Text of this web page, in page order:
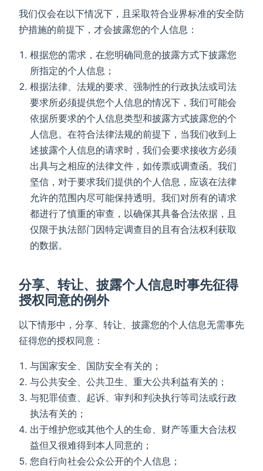
我们仅会在以下情况下，且采取符合业界标准的安全防
护措施的前提下，才会披露您的个人信息：
根据您的需求，在您明确同意的披露方式下披露您
所指定的个人信息；
根据法律、法规的要求、强制性的行政执法或司法
要求所必须提供您个人信息的情况下，我们可能会
依据所要求的个人信息类型和披露方式披露您的个
人信息。在符合法律法规的前提下，当我们收到上
述披露个人信息的请求时，我们会要求接收方必须
出具与之相应的法律文件，如传票或调查函。我们
坚信，对于要求我们提供的个人信息，应该在法律
允许的范围内尽可能保持透明。我们对所有的请求
都进行了慎重的审查，以确保其具备合法依据，且
仅限于执法部门因特定调查目的且有合法权利获取
的数据。
分享、转让、披露个人信息时事先征得
授权同意的例外
以下情形中，分享、转让、披露您的个人信息无需事先
征得您的授权同意：
与国家安全、国防安全有关的；
与公共安全、公共卫生、重大公共利益有关的；
与犯罪侦查、起诉、审判和判决执行等司法或行政
执法有关的；
出于维护您或其他个人的生命、财产等重大合法权
益但又很难得到本人同意的；
您自行向社会公众公开的个人信息；